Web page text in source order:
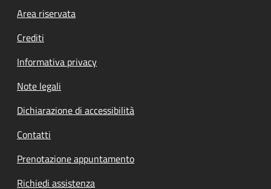
Footer menu
Area riservata
Crediti
Informativa privacy
Note legali
Dichiarazione di accessibilità
Contatti
Prenotazione appuntamento
Richiedi assistenza